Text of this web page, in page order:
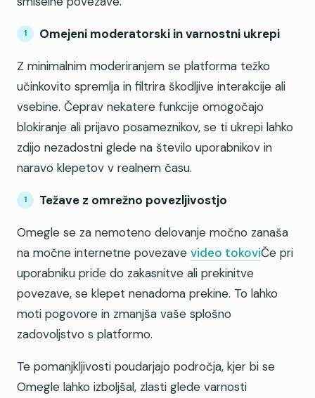
Omejeni moderatorski in varnostni ukrepi
Z minimalnim moderiranjem se platforma težko
učinkovito spremlja in filtrira škodljive interakcije ali
vsebine. Čeprav nekatere funkcije omogočajo
blokiranje ali prijavo posameznikov, se ti ukrepi lahko
zdijo nezadostni glede na število uporabnikov in
naravo klepetov v realnem času.
Težave z omrežno povezljivostjo
Omegle se za nemoteno delovanje močno zanaša
na močne internetne povezave video tokoviČe pri
uporabniku pride do zakasnitve ali prekinitve
povezave, se klepet nenadoma prekine. To lahko
moti pogovore in zmanjša vaše splošno
zadovoljstvo s platformo.
Te pomanjkljivosti poudarjajo področja, kjer bi se
Omegle lahko izboljšal, zlasti glede varnosti